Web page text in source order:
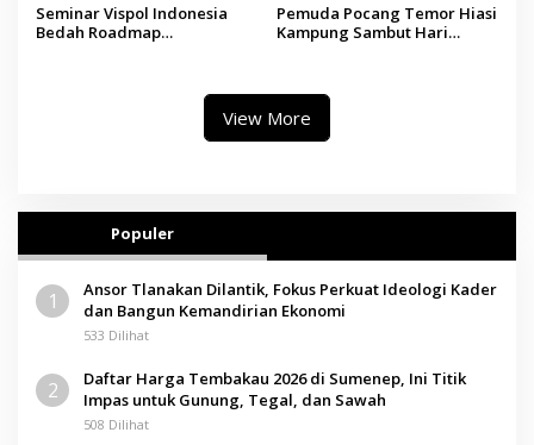
Seminar Vispol Indonesia
Bedah Roadmap
Pemuda Pocang Temor Hiasi
Kampung Sambut Hari
View More
Populer
1
Ansor Tlanakan Dilantik, Fokus Perkuat Ideologi Kader
dan Bangun Kemandirian Ekonomi
533 Dilihat
2
Daftar Harga Tembakau 2026 di Sumenep, Ini Titik
Impas untuk Gunung, Tegal, dan Sawah
508 Dilihat